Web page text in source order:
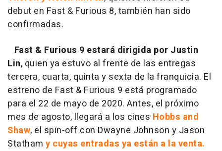
debut en Fast & Furious 8, también han sido
confirmadas.
Fast & Furious 9 estará dirigida por Justin
Lin, quien ya estuvo al frente de las entregas
tercera, cuarta, quinta y sexta de la franquicia. El
estreno de Fast & Furious 9 está programado
para el 22 de mayo de 2020. Antes, el próximo
mes de agosto, llegará a los cines Hobbs and
Shaw, el spin-off con Dwayne Johnson y Jason
Statham y cuyas entradas ya están a la venta.